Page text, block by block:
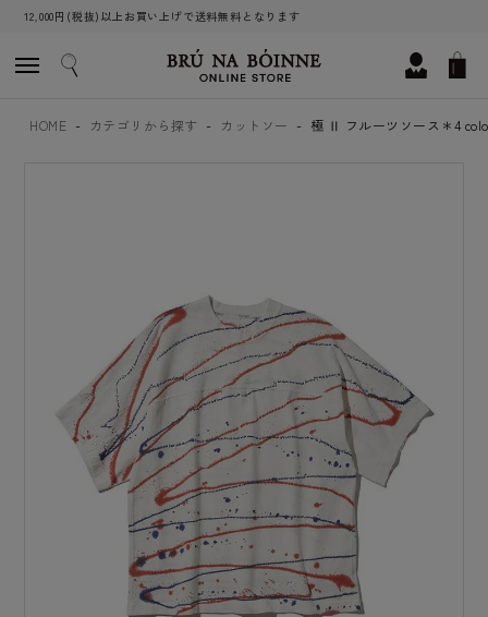
12,000円(税抜)以上お買い上げで送料無料となります
HOME カテゴリから探す カットソー 極 Ⅱ フルーツソース＊4